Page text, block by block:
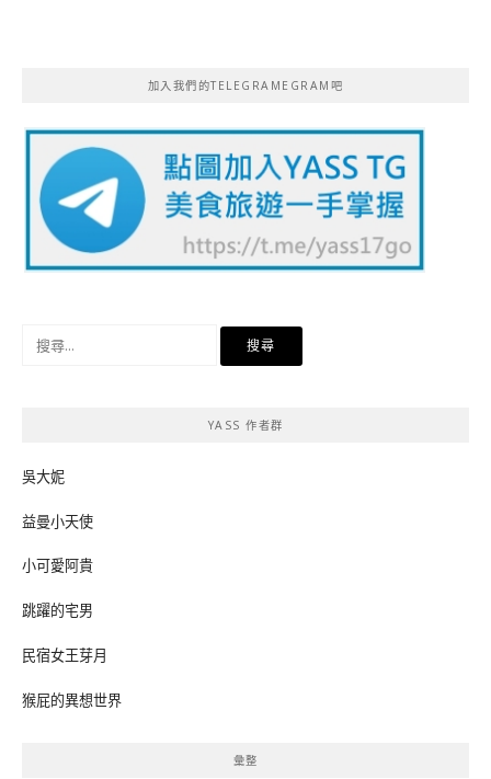
加入我們的TELEGRAMEGRAM吧
YASS 作者群
吳大妮
益曼小天使
小可愛阿貴
跳躍的宅男
民宿女王芽月
猴屁的異想世界
彙整